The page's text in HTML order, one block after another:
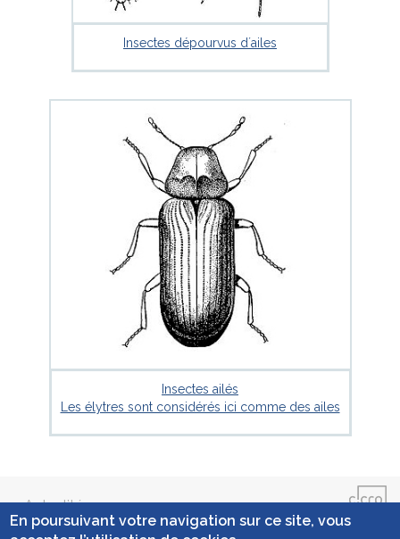
Insectes dépourvus d´ailes
Insectes ailés
Les élytres sont considérés ici comme des ailes
Actualités
En poursuivant votre navigation sur ce site, vous